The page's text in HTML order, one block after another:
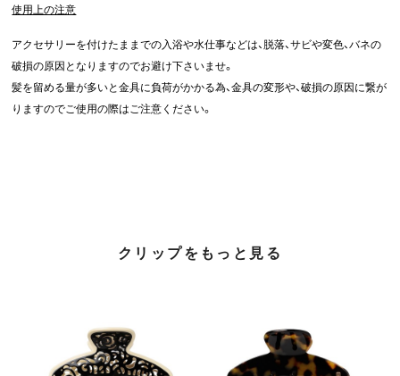
使用上の注意
アクセサリーを付けたままでの入浴や水仕事などは、脱落、サビや変色、バネの
破損の原因となりますのでお避け下さいませ。
髪を留める量が多いと金具に負荷がかかる為、金具の変形や、破損の原因に繋が
りますのでご使用の際はご注意ください。
クリップをもっと見る